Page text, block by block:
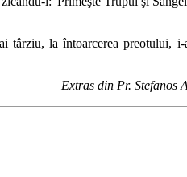
la întoarcerea preotului,
Extras din Pr. Stefanos